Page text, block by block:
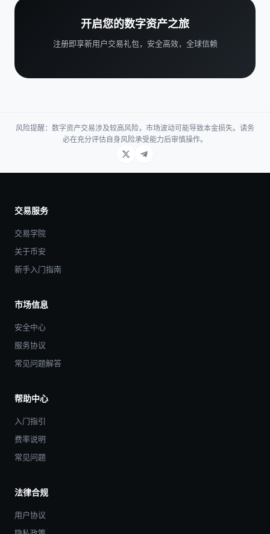
开启您的数字资产之旅
注册即享新用户交易礼包，安全高效，全球信赖
风险提醒：数字资产交易涉及较高风险，市场波动可能导致本金损失。请务
必在充分评估自身风险承受能力后审慎操作。
交易服务
交易学院
关于币安
新手入门指南
市场信息
安全中心
服务协议
常见问题解答
帮助中心
入门指引
费率说明
常见问题
法律合规
用户协议